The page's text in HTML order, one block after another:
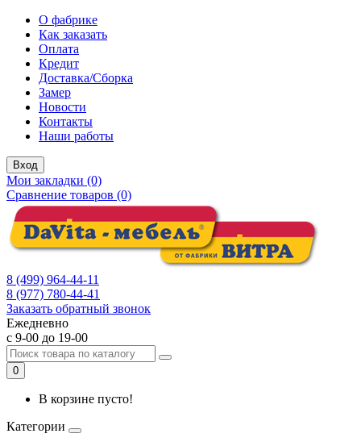
О фабрике
Как заказать
Оплата
Кредит
Доставка/Сборка
Замер
Новости
Контакты
Наши работы
Вход
Мои закладки (0)
Сравнение товаров (0)
8 (499) 964-44-11
8 (977) 780-44-41
Заказать обратный звонок
Ежедневно
с 9-00 до 19-00
0
В корзине пусто!
Категории